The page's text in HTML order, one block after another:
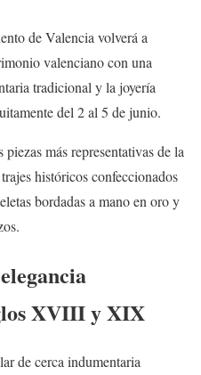
de Valencia volverá a
valenciano con una
tradicional y la joyería
del 2 al 5 de junio.
más representativas de la
históricos confeccionados
bordadas a mano en oro y
XVIII y XIX
de cerca indumentaria